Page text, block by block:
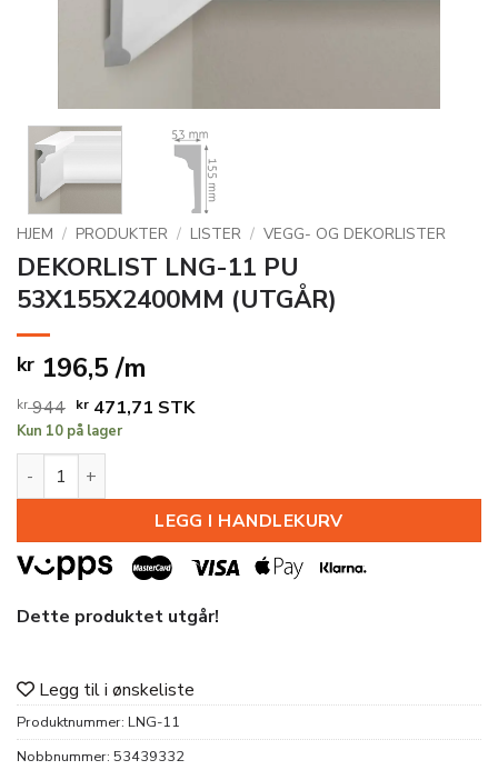
HJEM / PRODUKTER / LISTER / VEGG- OG DEKORLISTER
DEKORLIST LNG-11 PU
53X155X2400MM (UTGÅR)
kr 196,5 /m
kr944 Opprinnelig
pris
var:
kr 944.
kr471,71Nåværende
STK
Kun 10 på lager
DEKORLIST LNG-11 PU 53X155X2400MM (UTGÅR) antall
LEGG I HANDLEKURV
Dette produktet utgår!
Legg til i ønskeliste
Produktnummer: LNG-11
Nobbnummer: 53439332